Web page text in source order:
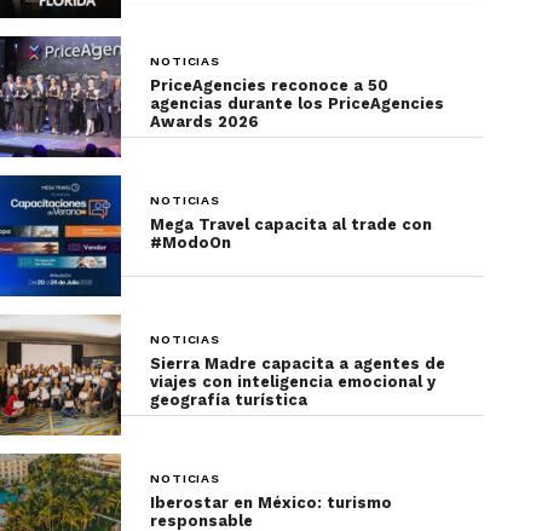
NOTICIAS
PriceAgencies reconoce a 50
agencias durante los PriceAgencies
Awards 2026
NOTICIAS
Mega Travel capacita al trade con
#ModoOn
NOTICIAS
Sierra Madre capacita a agentes de
viajes con inteligencia emocional y
geografía turística
NOTICIAS
Iberostar en México: turismo
responsable